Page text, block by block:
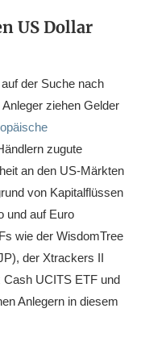
US Dollar
der Suche nach
ziehen Gelder
zugute
an den US-Märkten
von Kapitalflüssen
und auf Euro
wie der WisdomTree
der Xtrackers II
UCITS ETF und
Anlegern in diesem